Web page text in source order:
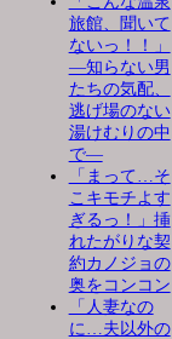
旅館、聞いて
ないっ！！」
―知らない男
たちの気配、
逃げ場のない
湯けむりの中
で―
「まって…そ
こキモチよす
ぎるっ！」挿
れたがりな契
約カノジョの
奥をコンコン
「人妻なの
に…夫以外の